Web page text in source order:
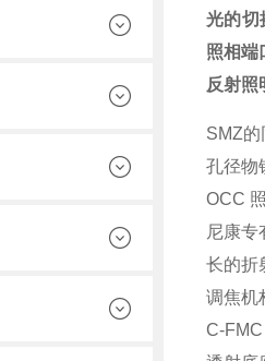
光的切
照相端
反射照
SMZ
孔径物
OCC
尼康专
长的折
调焦机
C-